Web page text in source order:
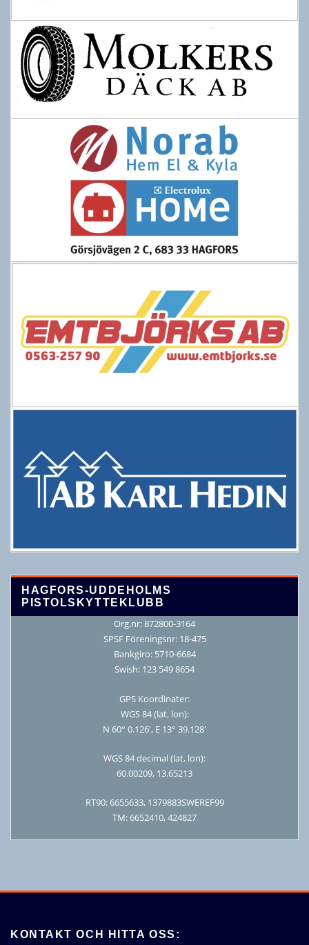
HAGFORS-UDDEHOLMS
PISTOLSKYTTEKLUBB
Org.nr: 872800-3164
SPSF Föreningsnr: 18-475
Bankgiro: 5710-6684
Swish: 123 549 8654
GPS Koordinater:
WGS 84 (lat, lon):
N 60° 0.126′, E 13° 39.128′
WGS 84 decimal (lat, lon):
60.00209, 13.65213
RT90: 6655633, 1379883SWEREF99
TM: 6652410, 424827
KONTAKT OCH HITTA OSS: